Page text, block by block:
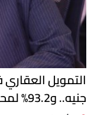
جنيه.. و93.2% لمحدودي الدخل